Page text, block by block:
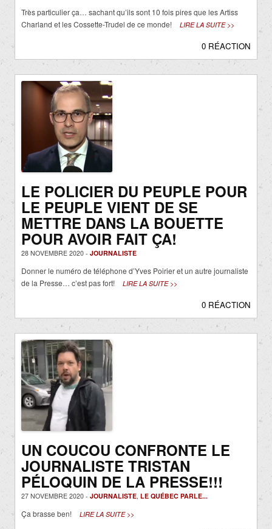
Très particulier ça… sachant qu’ils sont 10 fois pires que les Artiss
Charland et les Cossette-Trudel de ce monde!
LIRE LA SUITE >>
0 RÉACTION
LE POLICIER DU PEUPLE POUR
LE PEUPLE VIENT DE SE
METTRE DANS LA BOUETTE
POUR AVOIR FAIT ÇA!
28 NOVEMBRE 2020 - JOURNALISTE
Donner le numéro de téléphone d’Yves Poirier et un autre journaliste
de la Presse… c’est pas fort!
LIRE LA SUITE >>
0 RÉACTION
UN COUCOU CONFRONTE LE
JOURNALISTE TRISTAN
PÉLOQUIN DE LA PRESSE!!!
27 NOVEMBRE 2020 - JOURNALISTE, LE QUÉBEC PARLE...
Ça brasse ben! LIRE LA SUITE >>